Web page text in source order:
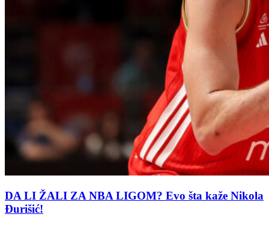
DA LI ŽALI ZA NBA LIGOM? Evo šta kaže Nikola
Đurišić!